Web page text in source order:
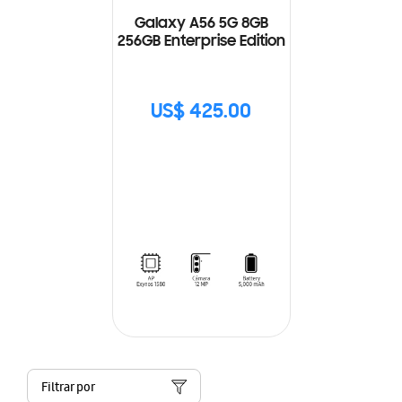
Galaxy A56 5G 8GB
256GB Enterprise Edition
US$ 425.00
Filtrar por